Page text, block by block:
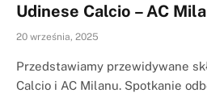
Udinese Calcio – AC
20 września, 2025
Przedstawiamy przewidywane
Calcio i AC Milanu. Spotkanie